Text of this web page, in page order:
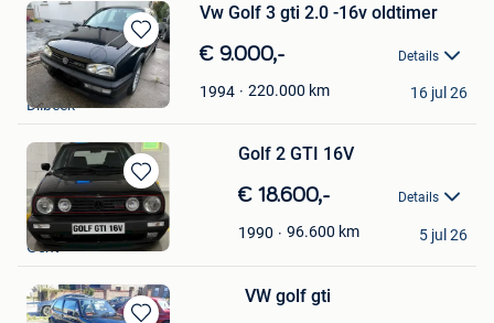
Bewaren
in
Mijn
Favorieten
Vw Golf 3 gti 2.0 -16v oldtimer
€ 9.000,- Details
1994 220.000 km
Tech.bruno
Dilbeek
16 jul 26
Bewaren
in
Mijn
Favorieten
Golf 2 GTI 16V
€ 18.600,- Details
1990 96.600 km
David
Gent
5 jul 26
VW golf gti